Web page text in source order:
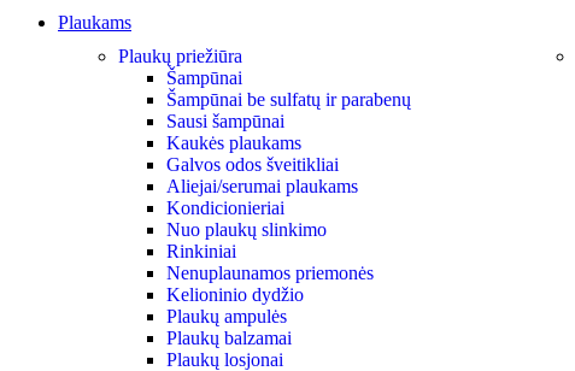
Plaukams
Plaukų priežiūra
Šampūnai
Šampūnai be sulfatų ir parabenų
Sausi šampūnai
Kaukės plaukams
Galvos odos šveitikliai
Aliejai/serumai plaukams
Kondicionieriai
Nuo plaukų slinkimo
Rinkiniai
Nenuplaunamos priemonės
Kelioninio dydžio
Plaukų ampulės
Plaukų balzamai
Plaukų losjonai